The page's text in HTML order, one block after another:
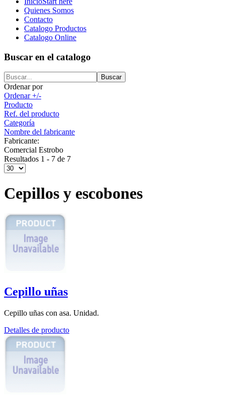
Quienes Somos
Contacto
Catalogo Productos
Catalogo Online
Buscar en el catalogo
Ordenar por
Ordenar +/-
Producto
Ref. del producto
Categoría
Nombre del fabricante
Fabricante:
Comercial Estrobo
Resultados 1 - 7 de 7
Cepillos y escobones
Cepillo uñas
Cepillo uñas con asa. Unidad.
Detalles de producto